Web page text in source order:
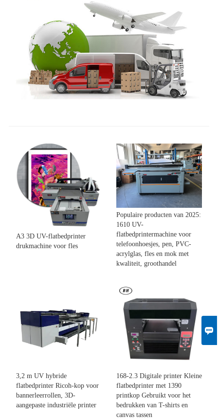

A3 3D UV-flatbedprinter
drukmachine voor fles
Populaire producten van 2025:
1610 UV-
flatbedprintermachine voor
telefoonhoesjes, pen, PVC-
acrylglas, fles en mok met
kwaliteit, groothandel
3,2 m UV hybride
flatbedprinter Ricoh-kop voor
bannerleerrollen, 3D-
aangepaste industriële printer
168-2.3 Digitale printer Kleine
flatbedprinter met 1390
printkop Gebruikt voor het
bedrukken van T-shirts en
canvas tassen